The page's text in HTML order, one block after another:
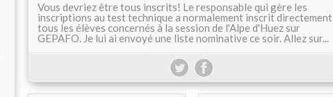
Vous devriez être tous inscrits! Le responsable qui gère les
inscriptions au test technique a normalement inscrit directement
tous les élèves concernés à la session de l'Alpe d'Huez sur
GEPAFO. Je lui ai envoyé une liste nominative ce soir. Allez sur...